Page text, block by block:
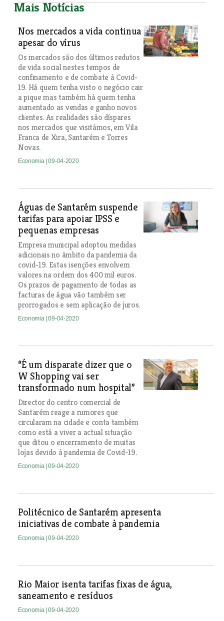
Mais Notícias
Nos mercados a vida continua
apesar do vírus
Os mercados são dos últimos redutos
de vida social nestes tempos de
confinamento e de combate à Covid-
19. Há quem tenha visto o negócio cair
a pique mas também há quem tenha
aumentado as vendas e ganho novos
clientes. As realidades são díspares
nos mercados que visitámos, em Vila
Franca de Xira, Santarém e Torres
Novas.
Economia | 09-04-2020
Águas de Santarém suspende
tarifas para apoiar IPSS e
pequenas empresas
Empresa municipal adoptou medidas
adicionais no âmbito da pandemia da
covid-19. Estas isenções envolvem
valores na ordem dos 400 mil euros.
Os prazos de pagamento de todas as
facturas de água vão também ser
prorrogados e sem aplicação de juros.
Economia | 09-04-2020
“É um disparate dizer que o
W Shopping vai ser
transformado num hospital”
Director do centro comercial de
Santarém reage a rumores que
circularam na cidade e conta também
como está a viver a actual situação
que ditou o encerramento de muitas
lojas devido à pandemia de Covid-19.
Economia | 09-04-2020
Politécnico de Santarém apresenta
iniciativas de combate à pandemia
Economia | 09-04-2020
Rio Maior isenta tarifas fixas de água,
saneamento e resíduos
Economia | 09-04-2020